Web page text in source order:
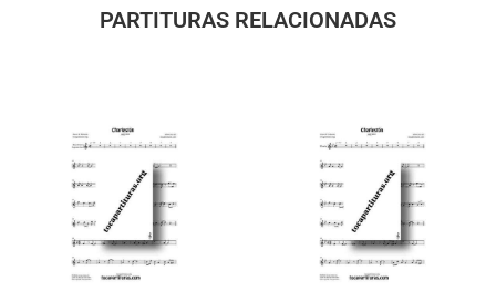
PARTITURAS RELACIONADAS